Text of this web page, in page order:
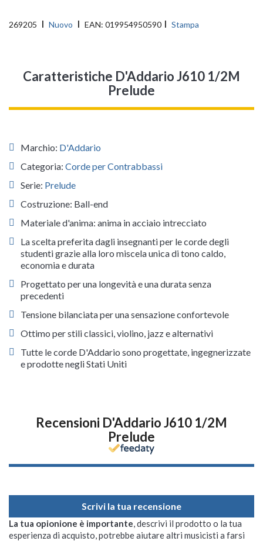
269205 Nuovo EAN: 019954950590 Stampa
Caratteristiche D'Addario J610 1/2M
Prelude
Marchio: D'Addario
Categoria: Corde per Contrabbassi
Serie: Prelude
Costruzione: Ball-end
Materiale d'anima: anima in acciaio intrecciato
La scelta preferita dagli insegnanti per le corde degli
studenti grazie alla loro miscela unica di tono caldo,
economia e durata
Progettato per una longevità e una durata senza
precedenti
Tensione bilanciata per una sensazione confortevole
Ottimo per stili classici, violino, jazz e alternativi
Tutte le corde D'Addario sono progettate, ingegnerizzate
e prodotte negli Stati Uniti
Recensioni D'Addario J610 1/2M
Prelude
Scrivi la tua recensione
La tua opionione è importante, descrivi il prodotto o la tua
esperienza di acquisto, potrebbe aiutare altri musicisti a farsi